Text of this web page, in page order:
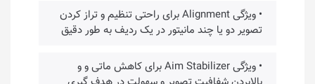
• ویژگی Alignment برای راحتی تنظیم و تراز کردن
تصویر دو یا چند مانیتور در یک ردیف به طور دقیق
• ویژگی Aim Stabilizer برای کاهش ماتی و و